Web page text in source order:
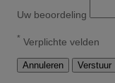
Uw beoordeling
* Verplichte velden
Annuleren Verstuur